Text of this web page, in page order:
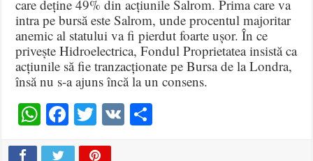
care deține 49% din acțiunile Salrom. Prima care va
intra pe bursă este Salrom, unde procentul majoritar
anemic al statului va fi pierdut foarte ușor. În ce
privește Hidroelectrica, Fondul Proprietatea insistă ca
acțiunile să fie tranzacționate pe Bursa de la Londra,
însă nu s-a ajuns încă la un consens.
WhatsApp
Facebook
Twitter
VK